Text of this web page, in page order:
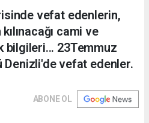
vefat edenlerin,
cami ve
bilgileri... 23Temmuz
Denizli'de vefat edenler.
ABONE OL